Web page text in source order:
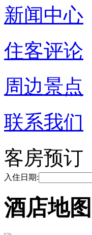
新闻中心
住客评论
周边景点
联系我们
客房预订
入住日期:
酒店地图